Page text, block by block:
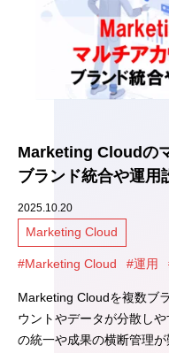
Marketing Cloudの
ブランド統合や運用
2025.10.20
Marketing Cloud
#Marketing Cloud #運用
Marketing Cloudを複数ブ
ウントやデータが分散し
の統一や成果の横断管理